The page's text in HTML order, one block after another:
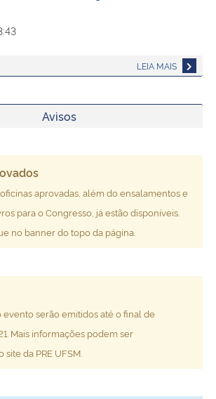
LEIA MAIS
Avisos
aprovadas, além do ensalamentos e
para o Congresso, já estão disponíveis.
no banner do topo da página.
evento serão emitidos até o final de
Mais informações podem ser
da PRE UFSM.